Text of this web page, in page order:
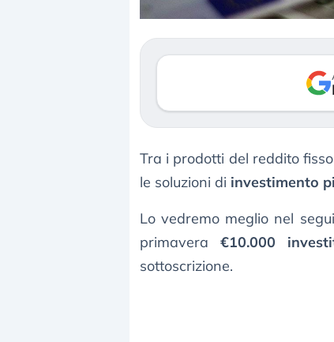
Tra i prodotti del reddito
le soluzioni di investimento
Lo vedremo meglio nel
primavera €10.000
sottoscrizione.
repricing degli
3 agosto 2026